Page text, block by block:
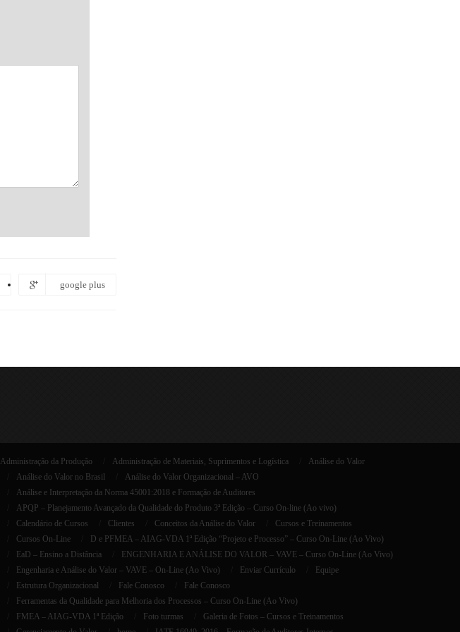
google plus
Administração da Produção Administração de Materiais, Suprimentos e Logística
Análise do Valor
Análise do Valor no Brasil
Análise do Valor Organizacional – AVO
Análise e Interpretação da Norma 45001:2018 e Formação de Auditores
APQP – Planejamento Avançado da Qualidade do Produto 3ª Edição – Curso On-line (Ao vivo)
Calendário de Cursos
Clientes Conceitos da Análise do Valor
Cursos e Treinamentos
Cursos On-Line
D e PFMEA – AIAG-VDA 1ª Edição “Projeto e Processo” – Curso On-Line (Ao Vivo)
EaD – Ensino a Distância
ENGENHARIA E ANÁLISE DO VALOR – VAVE – Curso On-Line (Ao Vivo)
Engenharia e Análise do Valor – VAVE – On-Line (Ao Vivo)
Enviar Currículo
Equipe
Estrutura Organizacional
Fale Conosco
Fale Conosco
Ferramentas da Qualidade para Melhoria dos Processos – Curso On-Line (Ao Vivo)
FMEA – AIAG-VDA 1ª Edição
Foto turmas
Galeria de Fotos – Cursos e Treinamentos